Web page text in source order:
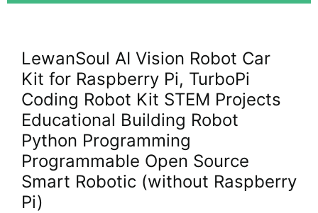
LewanSoul AI Vision Robot Car
Kit for Raspberry Pi, TurboPi
Coding Robot Kit STEM Projects
Educational Building Robot
Python Programming
Programmable Open Source
Smart Robotic (without Raspberry
Pi)